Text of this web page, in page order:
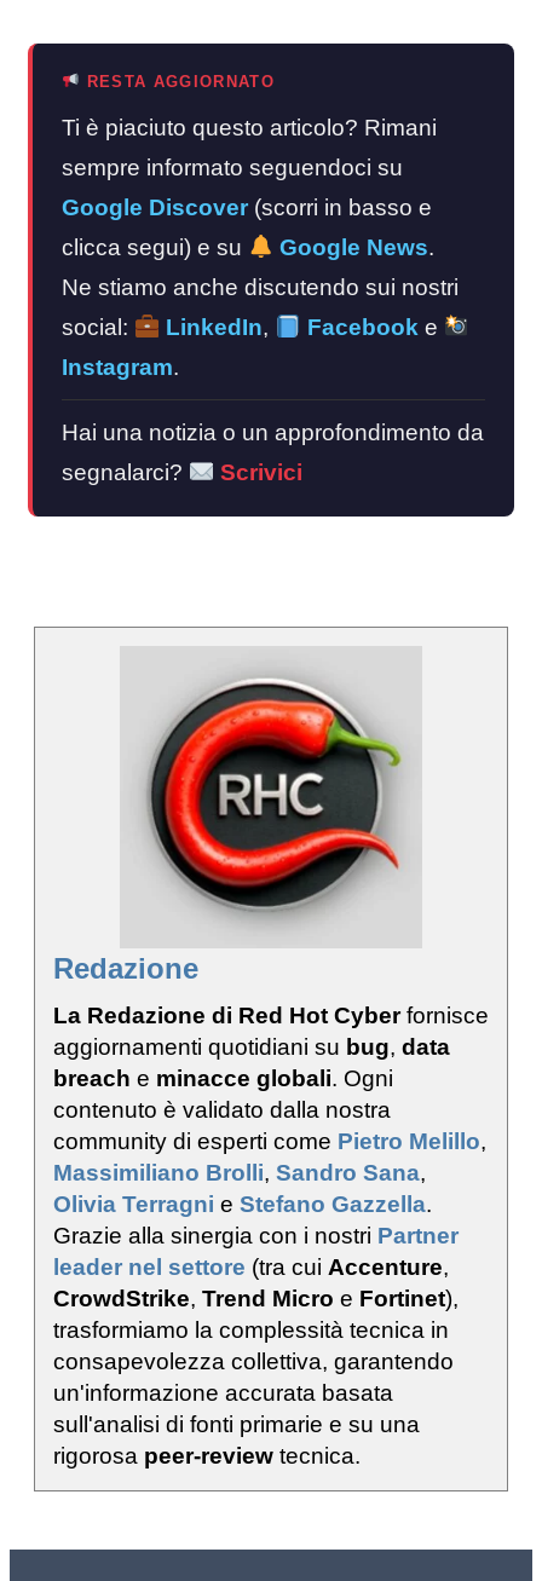
RESTA AGGIORNATO
Ti è piaciuto questo articolo? Rimani
sempre informato seguendoci su
Google Discover (scorri in basso e
clicca segui) e su
Google News.
Ne stiamo anche discutendo sui nostri
social:
LinkedIn, Facebook e
Instagram.
Hai una notizia o un approfondimento da
segnalarci?
Scrivici
Redazione
La Redazione di Red Hot Cyberfornisce
aggiornamenti quotidiani su bug, data
breach e minacce globali. Ogni
contenuto è validato dalla nostra
community di esperti come Pietro Melillo,
Massimiliano Brolli, Sandro Sana,
Olivia Terragni e Stefano Gazzella.
Grazie alla sinergia con i nostri Partner
leader nel settore (tra cui Accenture,
CrowdStrike, Trend Micro e Fortinet),
trasformiamo la complessità tecnica in
consapevolezza collettiva, garantendo
un'informazione accurata basata
sull'analisi di fonti primarie e su una
rigorosa peer-review tecnica.